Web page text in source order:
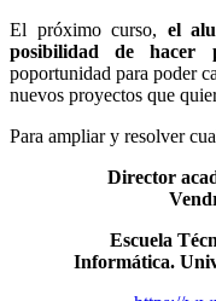
El próximo curso, el
posibilidad de hacer
poportunidad para poder
nuevos proyectos que
Para ampliar y resolver
Director
Escuela
Informática.